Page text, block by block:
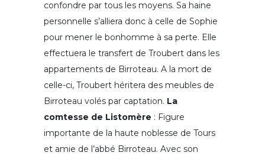
confondre par tous les moyens. Sa haine
personnelle s’alliera donc à celle de Sophie
pour mener le bonhomme à sa perte. Elle
effectuera le transfert de Troubert dans les
appartements de Birroteau. A la mort de
celle-ci, Troubert héritera des meubles de
Birroteau volés par captation. La
comtesse de Listomère : Figure
importante de la haute noblesse de Tours
et amie de l’abbé Birroteau. Avec son